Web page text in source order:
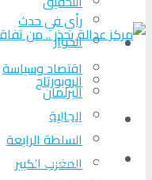
رأي في حدث
المزيد
اقتصاد وسياسة
البرلمان
الجالية
السلطة الرابعة
المغرب الكبير
الحوار
الروبورتاج
تحلیل الأحداث
من عين المكان